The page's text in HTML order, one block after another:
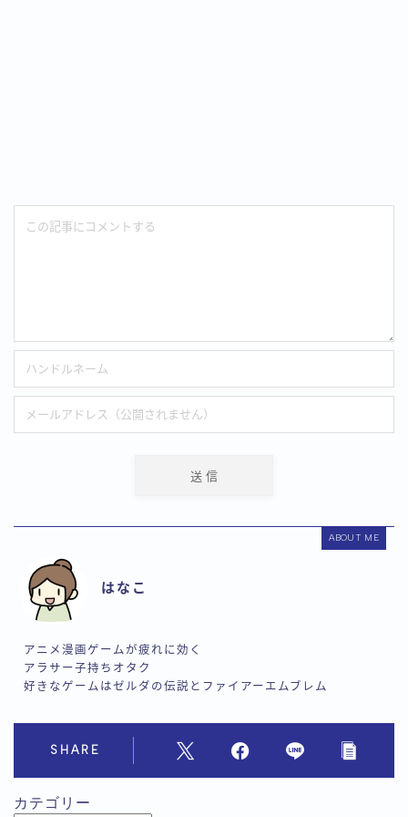
ABOUT ME
はなこ
アニメ漫画ゲームが疲れに効く
アラサー子持ちオタク
好きなゲームはゼルダの伝説とファイアーエムブレム
SHARE
カテゴリー